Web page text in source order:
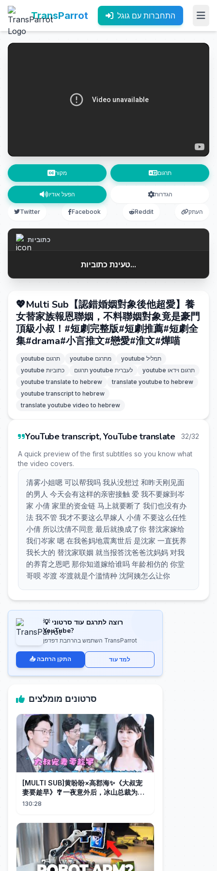
TransParrot התחברות עם גוגל
מקור תרגום
הפעל אודיו הגדרות
Twitter Facebook Reddit העתק
כתוביות
טעינת כתוביות...
💖Multi Sub【認錯婚姻對象後他超愛】養
女替家族報恩聯姻，不料聯姻對象竟是豪門
頂級小叔！#短劇完整版#短劇推薦#短劇全
集#drama#小言推文#戀愛#淮文#燁喵
youtube תרגום youtube מתרגם
youtube תמליל
youtube כתוביות
תרגום youtube לעברית
youtube תרגום וידאו
youtube translate to hebrew
translate youtube to hebrew
youtube transcript to hebrew
translate youtube video to hebrew
YouTube transcript, YouTube translate 32/32
A quick preview of the first subtitles so you know what
the video covers.
清雾小姐嗯 可以帮我吗 我从没想过 和昨天刚见面
的男人 今天会有这样的亲密接触 爱 我不要嫁到岑
家 小倩 家里的资金链 马上就要断了 我们也没有办
法 我不管 我才不要这么早嫁人 小倩 不要这么任性
小倩 所以沈倩不同意 最后就換成了你 替沈家嫁给
我们岑家 嗯 在我爸妈地震离世后 是沈家 一直抚养
我长大的 替沈家联姻 就当报答沈爸爸沈妈妈 对我
的养育之恩吧 那你知道嫁给谁吗 年龄相仿的 你堂
哥呗 岑渡 岑渡就是个滥情种 沈阿姨怎么让你
💡 רוצה לתרגם עוד סרטוני
YouTube?
השתמש בהרחבת דפדפן TransParrot
📥 התקן הרחבה למד עוד
סרטונים מומלצים
[MULTI SUB]黄盼盼×高郡海✨《大叔宠
妻要趁早》🎐一夜意外后，冰山总裁为她
化身宠妻狂魔，她从小心翼翼到勇敢追
130:28